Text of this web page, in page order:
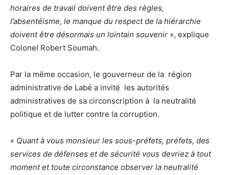
horaires de travail doivent être des règles,
l’absentéisme, le manque du respect de la hiérarchie
doivent être désormais un lointain souvenir », explique
Colonel Robert Soumah.
Par la même occasion, le gouverneur de la région
administrative de Labé a invité les autorités
administratives de sa circonscription à la neutralité
politique et de lutter contre la corruption.
« Quant à vous monsieur les sous-préfets, préfets, des
services de défenses et de sécurité vous devriez à tout
moment et toute circonstance observer la neutralité